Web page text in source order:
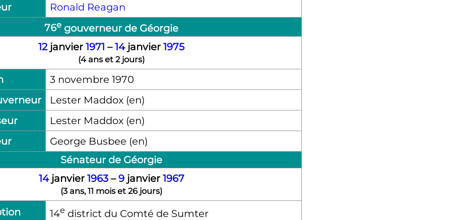
Ronald Reagan
76e gouverneur de Géorgie
12janvier 1971 –14janvier 1975
(4 ans et 2 jours)
3 novembre 1970
Lester Maddox (en)
Lester Maddox (en)
George Busbee (en)
Sénateur de Géorgie
14janvier 1963–9janvier 1967
(3 ans, 11 mois et 26 jours)
14e district du Comté de Sumter